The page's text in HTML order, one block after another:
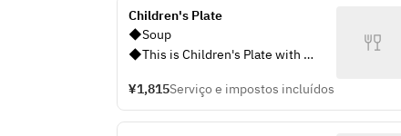
Children's Plate
◆Soup
◆This is Children's Plate with
◆A glass of  juice
¥1,815Serviço e impostos incluídos